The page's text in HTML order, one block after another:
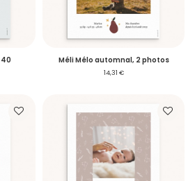
Méli Mélo automnal, 2 photos
14,31 €